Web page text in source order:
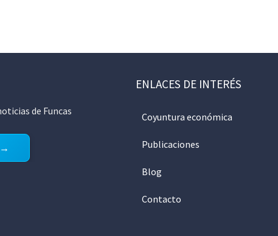
de Funcas
ENLACES DE INTERÉS
Coyuntura económica
Publicaciones
Blog
Contacto